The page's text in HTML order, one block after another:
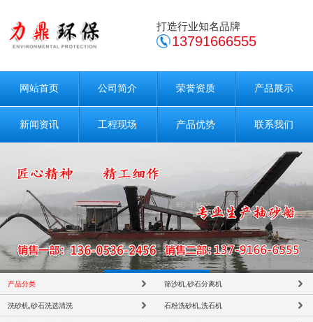
打造行业知名品牌
13791666555
网站首页 公司简介 荣誉资质 产品展示
新闻资讯 工程现场 产品优势 联系我们
产品分类 筛沙机,砂石分离机
洗砂机,砂石洗选清洗 石粉洗砂机,洗石机